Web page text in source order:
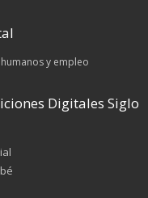
y empleo
Digitales Siglo